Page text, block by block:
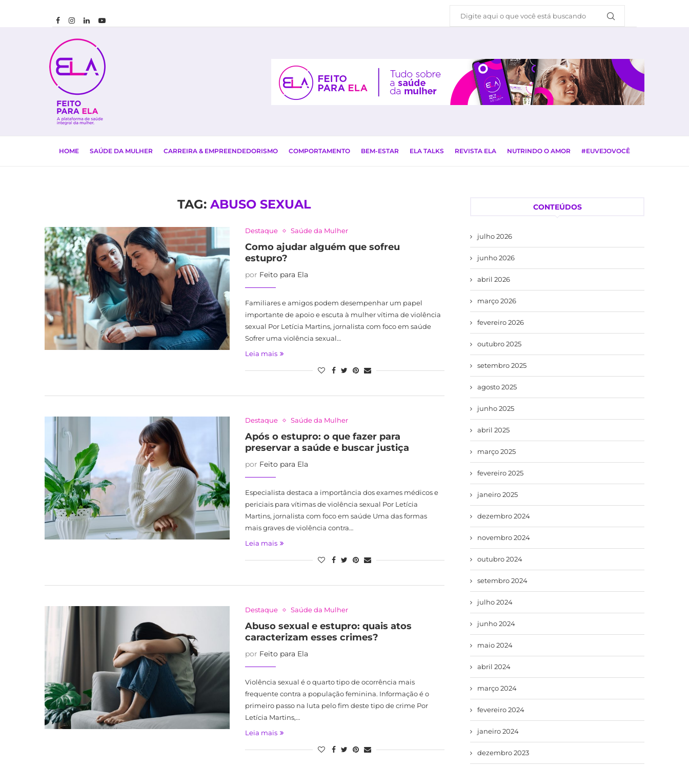
HOME SAÚDE DA MULHER CARREIRA & EMPREENDEDORISMO COMPORTAMENTO BEM-ESTAR ELA TALKS REVISTA ELA NUTRINDO O AMOR #EUVEJOVOCÊ
TAG:ABUSO SEXUAL
Destaque Saúde da Mulher
Como ajudar alguém que sofreu
estupro?
por Feito para Ela
Familiares e amigos podem desempenhar um papel
importante de apoio e escuta à mulher vítima de violência
sexual Por Letícia Martins, jornalista com foco em saúde
Sofrer uma violência sexual…
Leia mais
Destaque Saúde da Mulher
Após o estupro: o que fazer para
preservar a saúde e buscar justiça
por Feito para Ela
Especialista destaca a importância dos exames médicos e
periciais para vítimas de violência sexual Por Letícia
Martins, jornalista com foco em saúde Uma das formas
mais graves de violência contra…
Leia mais
Destaque Saúde da Mulher
Abuso sexual e estupro: quais atos
caracterizam esses crimes?
por Feito para Ela
Violência sexual é o quarto tipo de ocorrência mais
frequente contra a população feminina. Informação é o
primeiro passo na luta pelo fim deste tipo de crime Por
Letícia Martins,…
Leia mais
CONTEÚDOS
julho 2026
junho 2026
abril 2026
março 2026
fevereiro 2026
outubro 2025
setembro 2025
agosto 2025
junho 2025
abril 2025
março 2025
fevereiro 2025
janeiro 2025
dezembro 2024
novembro 2024
outubro 2024
setembro 2024
julho 2024
junho 2024
maio 2024
abril 2024
março 2024
fevereiro 2024
janeiro 2024
dezembro 2023